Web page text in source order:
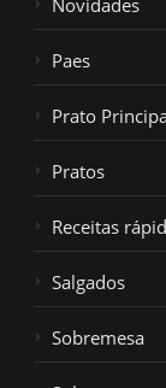
Paes
Prato
Pratos
Receitas
Salgados
Sobremesa